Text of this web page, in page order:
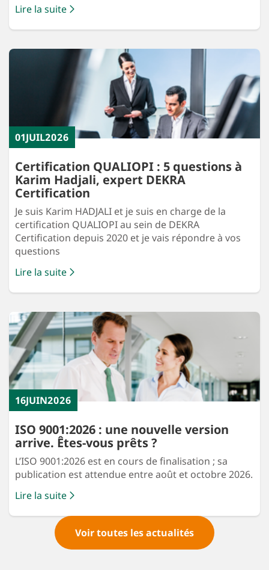
Lire la suite
01JUIL2026
Certification QUALIOPI : 5 questions à
Karim Hadjali, expert DEKRA
Certification
Je suis Karim HADJALI et je suis en charge de la
certification QUALIOPI au sein de DEKRA
Certification depuis 2020 et je vais répondre à vos
questions
Lire la suite
16JUIN2026
ISO 9001:2026 : une nouvelle version
arrive. Êtes-vous prêts ?
L’ISO 9001:2026 est en cours de finalisation ; sa
publication est attendue entre août et octobre 2026.
Lire la suite
Voir toutes les actualités